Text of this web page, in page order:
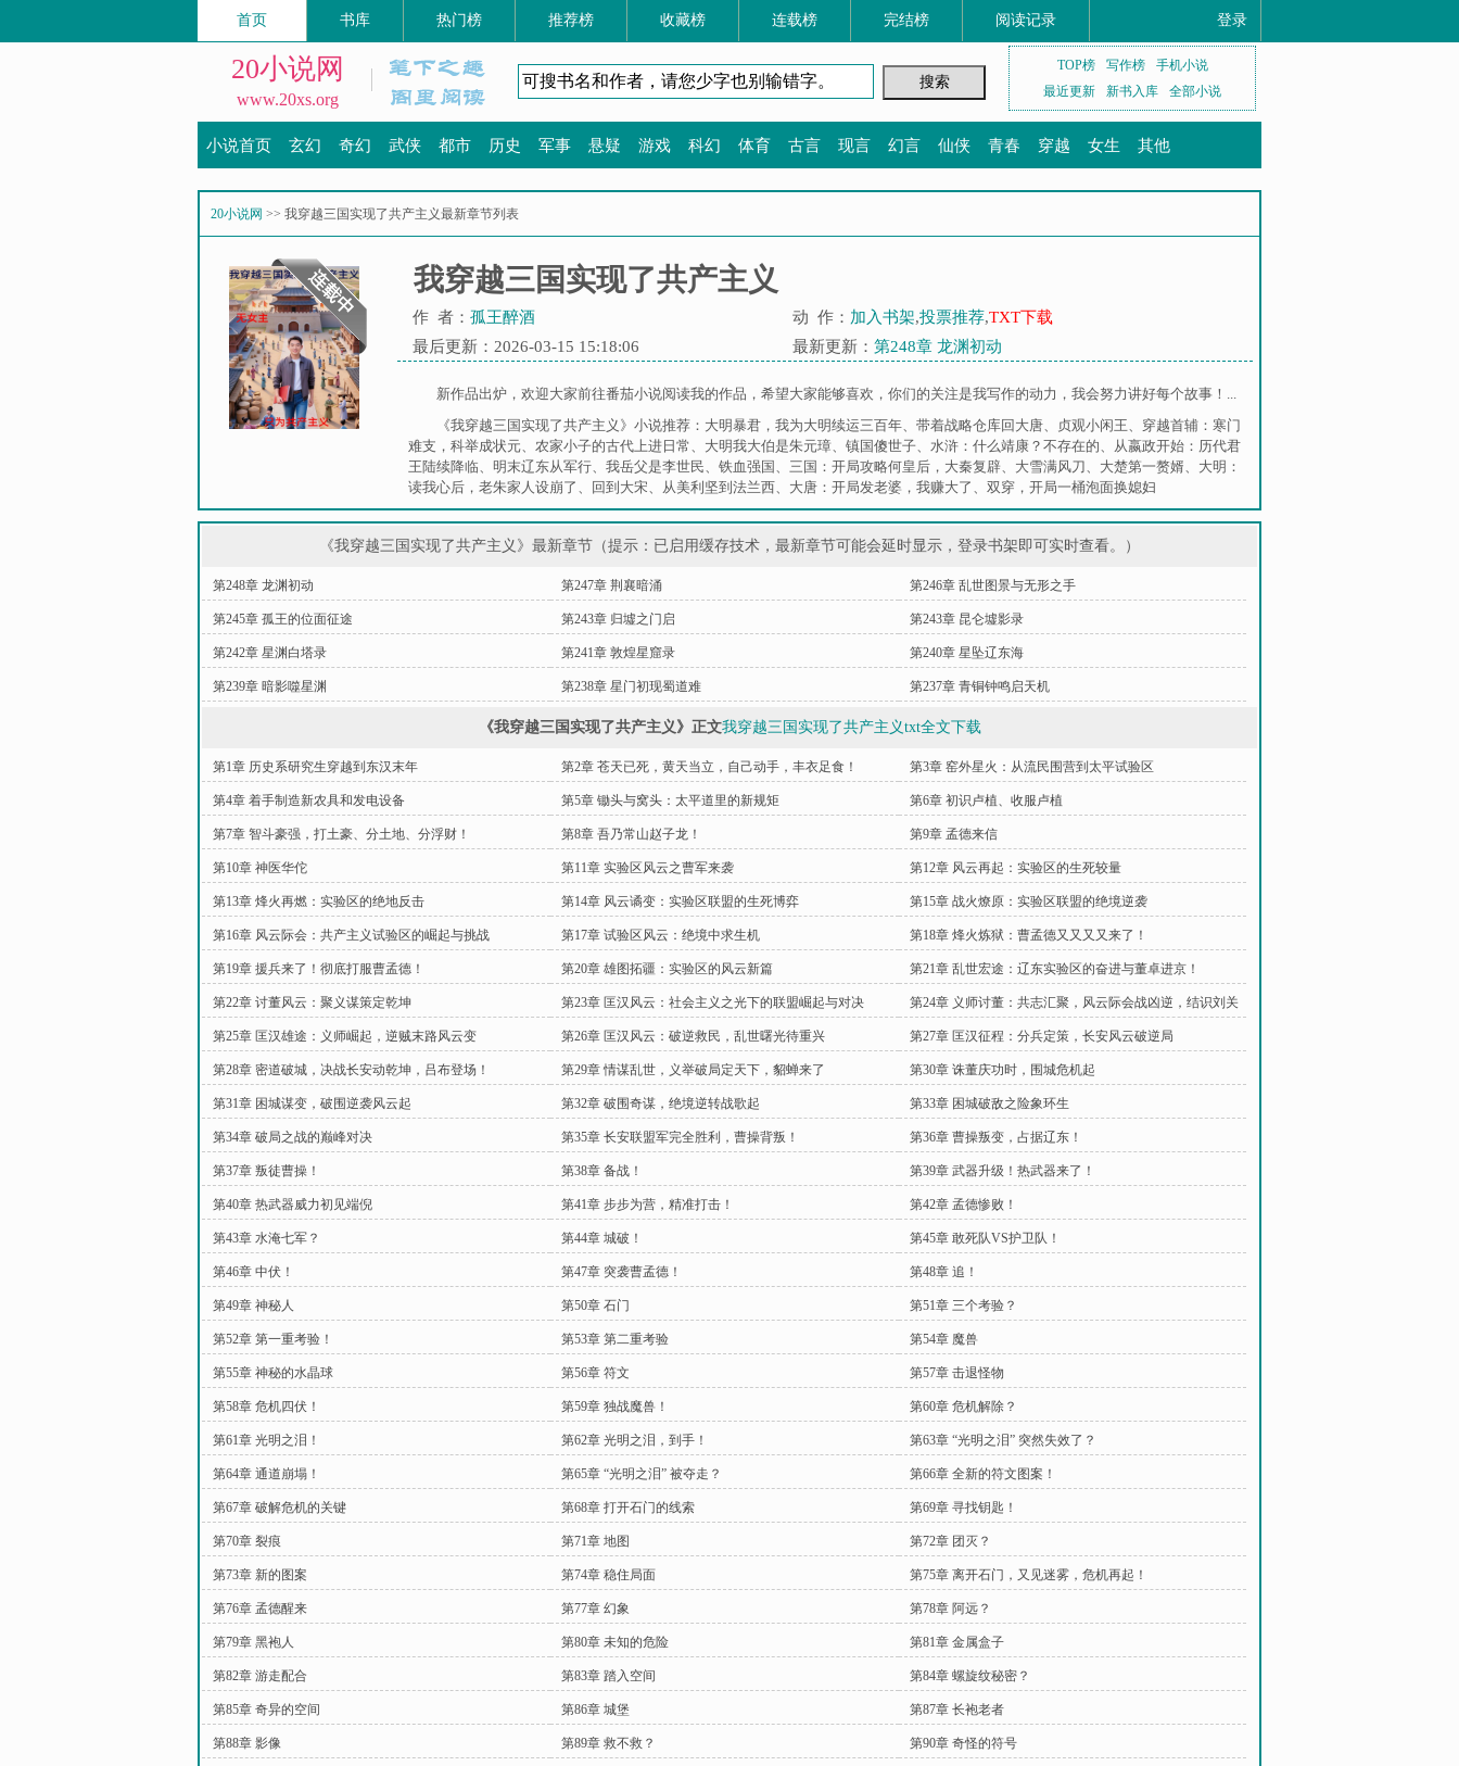
首页 书库 热门榜 推荐榜 收藏榜 连载榜 完结榜 阅读记录 登录
20小说网
www.20xs.org
TOP榜 写作榜
手机小说
最近更新
新书入库 全部小说
小说首页 玄幻 奇幻 武侠 都市 历史 军事 悬疑 游戏 科幻 体育 古言 现言 幻言 仙侠 青春 穿越 女生 其他
20小说网 >> 我穿越三国实现了共产主义最新章节列表
我穿越三国实现了共产主义
作 者： 孤王醉酒 动 作： 加入书架,投票推荐,TXT下载
最后更新：2026-03-15 15:18:06
最新更新： 第248章 龙渊初动
新作品出炉，欢迎大家前往番茄小说阅读我的作品，希望大家能够喜欢，你们的关注是我写作的动力，我会努力讲好每个故事！...
《我穿越三国实现了共产主义》小说推荐： 大明暴君，我为大明续运三百年、 带着战略仓库回大唐、 贞观小闲王、 穿越首辅：寒门
难支，科举成状元、 农家小子的古代上进日常、 大明我大伯是朱元璋、 镇国傻世子、 水浒：什么靖康？不存在的、 从嬴政开始：历代君
王陆续降临、 明末辽东从军行、 我岳父是李世民、 铁血强国 、 三国：开局攻略何皇后，大秦复辟、 大雪满风刀、 大楚第一赘婿、 大明：
读我心后，老朱家人设崩了 、 回到大宋、 从美利坚到法兰西、 大唐：开局发老婆，我赚大了 、 双穿，开局一桶泡面换媳妇
《我穿越三国实现了共产主义》最新章节（提示：已启用缓存技术，最新章节可能会延时显示，登录书架即可实时查看。）
第248章 龙渊初动 第247章 荆襄暗涌 第246章 乱世图景与无形之手
第245章 孤王的位面征途 第243章 归墟之门启 第243章 昆仑墟影录
第242章 星渊白塔录 第241章 敦煌星窟录 第240章 星坠辽东海
第239章 暗影噬星渊 第238章 星门初现蜀道难 第237章 青铜钟鸣启天机
《我穿越三国实现了共产主义》正文我穿越三国实现了共产主义txt全文下载
第1章 历史系研究生穿越到东汉末年 第2章 苍天已死，黄天当立，自己动手，丰衣足食！ 第3章 窑外星火：从流民围营到太平试验区
第4章 着手制造新农具和发电设备 第5章 锄头与窝头：太平道里的新规矩 第6章 初识卢植、收服卢植
第7章 智斗豪强，打土豪、分土地、分浮财！ 第8章 吾乃常山赵子龙！ 第9章 孟德来信
第10章 神医华佗 第11章 实验区风云之曹军来袭 第12章 风云再起：实验区的生死较量
第13章 烽火再燃：实验区的绝地反击 第14章 风云谲变：实验区联盟的生死博弈 第15章 战火燎原：实验区联盟的绝境逆袭
第16章 风云际会：共产主义试验区的崛起与挑战 第17章 试验区风云：绝境中求生机 第18章 烽火炼狱：曹孟德又又又又来了！
第19章 援兵来了！彻底打服曹孟德！ 第20章 雄图拓疆：实验区的风云新篇 第21章 乱世宏途：辽东实验区的奋进与董卓进京！
第22章 讨董风云：聚义谋策定乾坤 第23章 匡汉风云：社会主义之光下的联盟崛起与对决
第24章 义师讨董：共志汇聚，风云际会战凶逆，结识刘关
张！
第25章 匡汉雄途：义师崛起，逆贼末路风云变 第26章 匡汉风云：破逆救民，乱世曙光待重兴 第27章 匡汉征程：分兵定策，长安风云破逆局
第28章 密道破城，决战长安动乾坤，吕布登场！ 第29章 情谋乱世，义举破局定天下，貂蝉来了 第30章 诛董庆功时，围城危机起
第31章 困城谋变，破围逆袭风云起 第32章 破围奇谋，绝境逆转战歌起 第33章 困城破敌之险象环生
第34章 破局之战的巅峰对决 第35章 长安联盟军完全胜利，曹操背叛！ 第36章 曹操叛变，占据辽东！
第37章 叛徒曹操！ 第38章 备战！ 第39章 武器升级！热武器来了！
第40章 热武器威力初见端倪 第41章 步步为营，精准打击！ 第42章 孟德惨败！
第43章 水淹七军？ 第44章 城破！ 第45章 敢死队VS护卫队！
第46章 中伏！ 第47章 突袭曹孟德！ 第48章 追！
第49章 神秘人 第50章 石门 第51章 三个考验？
第52章 第一重考验！ 第53章 第二重考验 第54章 魔兽
第55章 神秘的水晶球 第56章 符文 第57章 击退怪物
第58章 危机四伏！ 第59章 独战魔兽！ 第60章 危机解除？
第61章 光明之泪！ 第62章 光明之泪，到手！ 第63章 “光明之泪” 突然失效了？
第64章 通道崩塌！ 第65章 “光明之泪” 被夺走？ 第66章 全新的符文图案！
第67章 破解危机的关键 第68章 打开石门的线索 第69章 寻找钥匙！
第70章 裂痕 第71章 地图 第72章 团灭？
第73章 新的图案 第74章 稳住局面 第75章 离开石门，又见迷雾，危机再起！
第76章 孟德醒来 第77章 幻象 第78章 阿远？
第79章 黑袍人 第80章 未知的危险 第81章 金属盒子
第82章 游走配合 第83章 踏入空间 第84章 螺旋纹秘密？
第85章 奇异的空间 第86章 城堡 第87章 长袍老者
第88章 影像 第89章 救不救？ 第90章 奇怪的符号